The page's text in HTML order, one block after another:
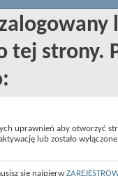
tej strony.
uprawnień aby otworzyć
lub zostało
się najpierw